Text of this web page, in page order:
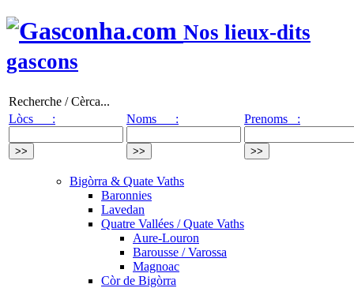
Nos lieux-dits
gascons
Recherche / Cèrca...
Lòcs :
Noms : Prenoms :
Bigòrra & Quate Vaths
Baronnies
Lavedan
Quatre Vallées / Quate Vaths
Aure-Louron
Barousse / Varossa
Magnoac
Còr de Bigòrra